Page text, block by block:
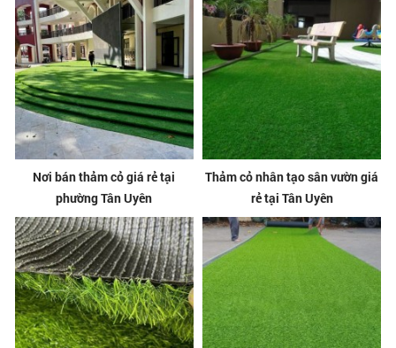
Nơi bán thảm cỏ giá rẻ tại
phường Tân Uyên
Thảm cỏ nhân tạo sân vườn giá
rẻ tại Tân Uyên